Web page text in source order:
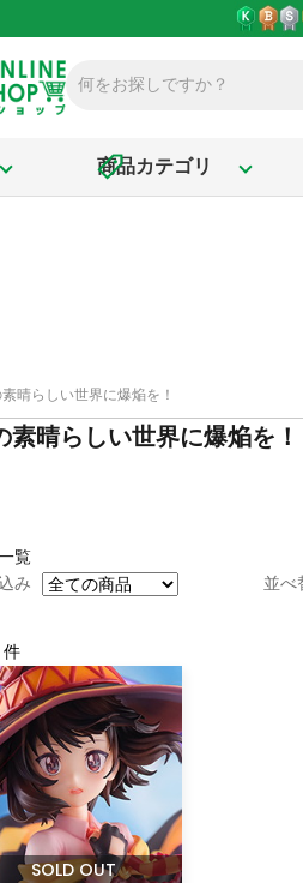
商品カテゴリ
晴らしい世界に爆焔を！
素晴らしい世界に爆焔を！
覧
み
並べ
件
SOLD OUT